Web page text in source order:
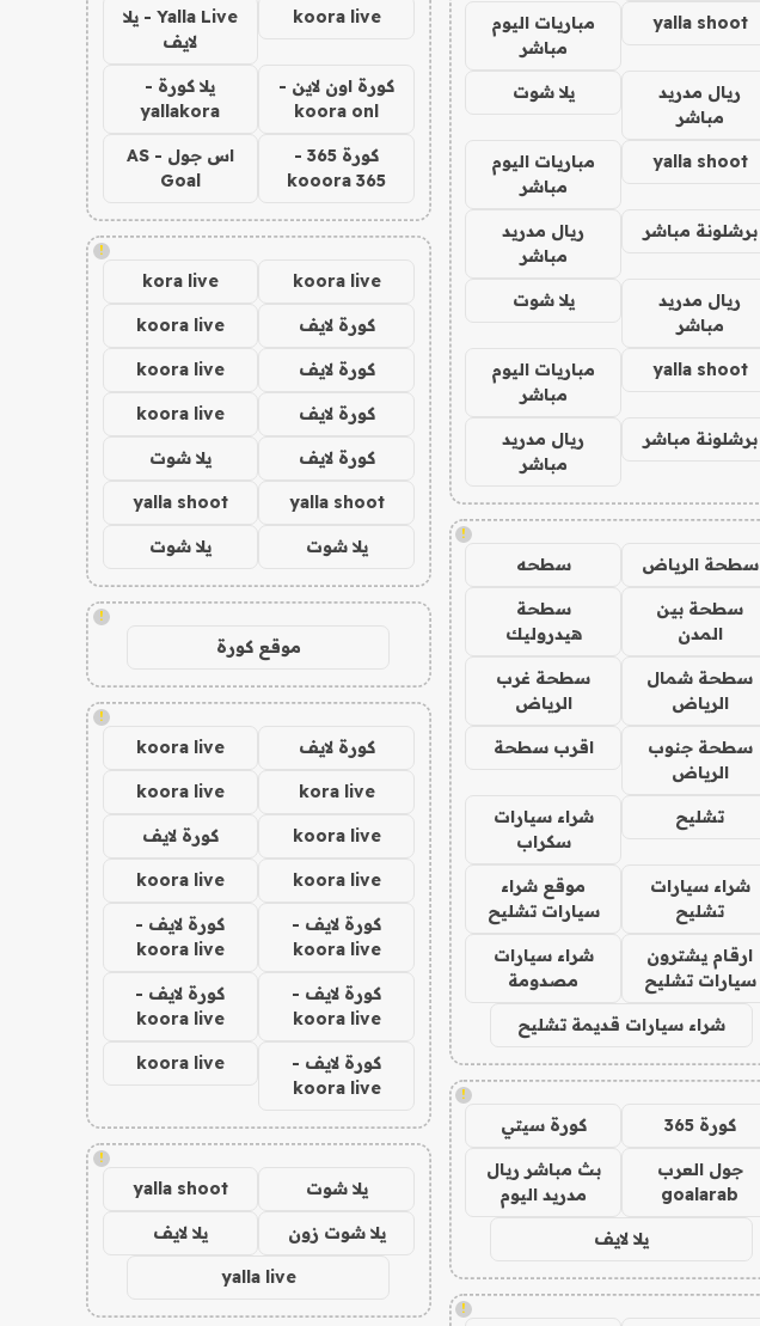
yalla shoot
مباريات اليوم
مباشر
ريال مدريد
مباشر
يلا شوت
yalla shoot
مباريات اليوم
مباشر
برشلونة مباشر
ريال مدريد
مباشر
ريال مدريد
مباشر
يلا شوت
yalla shoot
مباريات اليوم
مباشر
برشلونة مباشر
ريال مدريد
مباشر
!
سطحة الرياض سطحه
سطحة بين
المدن
سطحة
هيدروليك
سطحة شمال
الرياض
سطحة غرب
الرياض
سطحة جنوب
الرياض
اقرب سطحة
تشليح
شراء سيارات
سكراب
شراء سيارات
تشليح
موقع شراء
سيارات تشليح
ارقام يشترون
سيارات تشليح
شراء سيارات
مصدومة
شراء سيارات قديمة تشليح
!
كورة 365 كورة سيتي
جول العرب
goalarab
بث مباشر ريال
مدريد اليوم
يلا لايف
!
koora live
Yalla Live - يلا
لايف
كورة اون لاين -
koora onl
يلا كورة -
yallakora
كورة 365 -
kooora 365
اس جول - AS
Goal
!
koora live
kora live
كورة لايف koora live
كورة لايف koora live
كورة لايف koora live
كورة لايف يلا شوت
yalla shoot
yalla shoot
يلا شوت يلا شوت
!
موقع كورة
!
كورة لايف koora live
kora live
koora live
koora live كورة لايف
koora live
koora live
كورة لايف -
koora live
كورة لايف -
koora live
كورة لايف -
koora live
كورة لايف -
koora live
كورة لايف -
koora live
koora live
!
يلا شوت yalla shoot
يلا شوت زون يلا لايف
yalla live